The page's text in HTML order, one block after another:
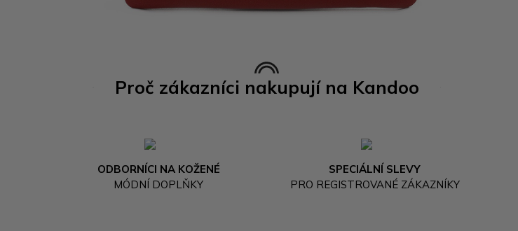
Proč zákazníci nakupují na Kandoo
ODBORNÍCI NA KOŽENÉ
MÓDNÍ DOPLŇKY
SPECIÁLNÍ SLEVY
PRO REGISTROVANÉ ZÁKAZNÍKY